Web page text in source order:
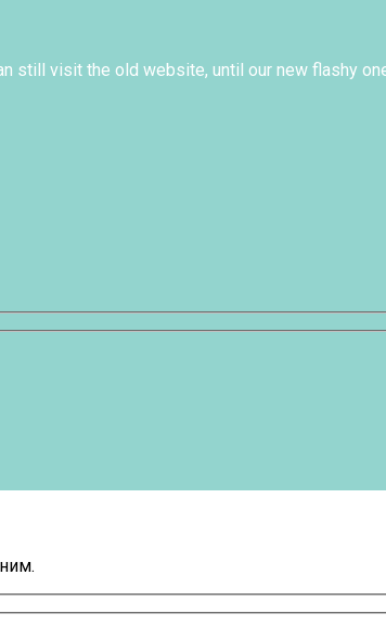
still visit the old website, until our new flashy